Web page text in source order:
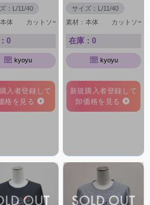
ー部分 綿 100％ 布帛部
：L/11/40
：本体 カットソー部分
0
kyoyu
入者登録して
格を見る
サイズ：L/11/40
素材：本体 カ
在庫：0
kyoyu
新規購入者登録して
卸価格を見る